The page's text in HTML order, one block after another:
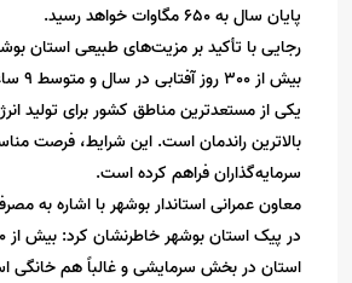
پایان سال به 650 مگاوات خواهد رسید.
رجایی با تأکید بر مزیت‌های طبیعی استان
بیش
یکی از مستعدترین مناطق کشور برای تولید
بالاترین راندمان است. این شرایط، فرصت
سرمایه‌گذاران فراهم کرده است.
استان در بخش سرمایشی و غالباً هم خانگی